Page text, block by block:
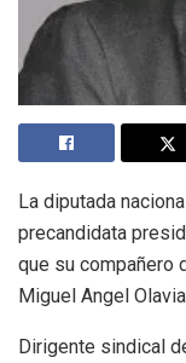
La diputada
precandidata
que su compañero
Miguel Angel
Dirigente sindical